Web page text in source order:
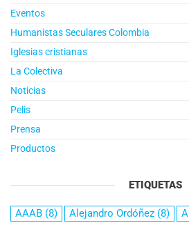
Eventos
Humanistas Seculares Colombia
Iglesias cristianas
La Colectiva
Noticias
Pelis
Prensa
Productos
ETIQUETAS
AAAB (8) Alejandro Ordóñez (8)